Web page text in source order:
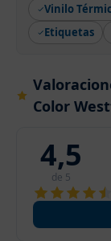
Vinilo
Etiquetas
Color
4,5
de 5